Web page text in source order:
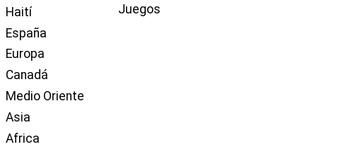
Haití
España
Europa
Canadá
Medio Oriente
Asia
Africa
Juegos